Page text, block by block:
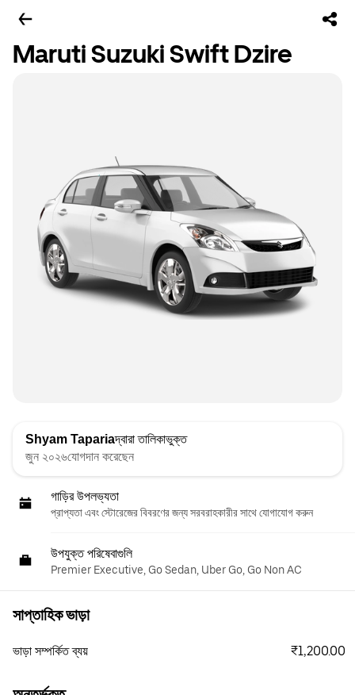
Maruti Suzuki Swift Dzire
Shyam Tapariaদ্বারা তালিকাভুক্ত
জুন ২০২৬যোগদান করেছেন
গাড়ির উপলভ্যতা
প্রাপ্যতা এবং স্টোরেজের বিবরণের জন্য সরবরাহকারীর সাথে যোগাযোগ করুন
উপযুক্ত পরিষেবাগুলি
Premier Executive, Go Sedan, Uber Go, Go Non AC
সাপ্তাহিক ভাড়া
ভাড়া সম্পর্কিত ব্যয় ₹1,200.00